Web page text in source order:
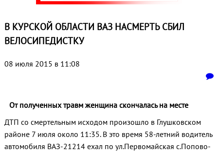
В КУРСКОЙ ОБЛАСТИ ВАЗ НАСМЕРТЬ СБИЛ
ВЕЛОСИПЕДИСТКУ
08 июля 2015 в 11:08
От полученных травм женщина скончалась на месте
ДТП со смертельным исходом произошло в Глушковском
районе 7 июля около 11:35. В это время 58-летний водитель
автомобиля ВАЗ-21214 ехал по ул.Первомайская с.Попово-